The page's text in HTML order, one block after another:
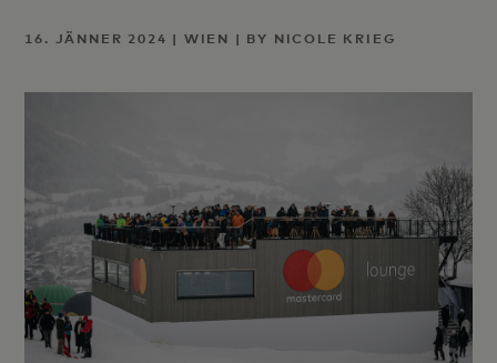
16. JÄNNER 2024 | WIEN | BY NICOLE KRIEG